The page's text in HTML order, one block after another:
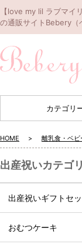
【love my lil ラブマイ
の通販サイトBebery（
カテゴリ
HOME 離乳食・ベビ
出産祝いカテゴ
出産祝いギフトセ
おむつケーキ